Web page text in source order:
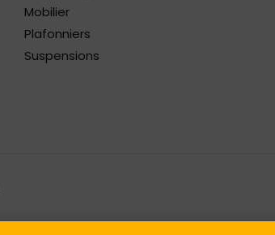
Mobilier
Plafonniers
Suspensions